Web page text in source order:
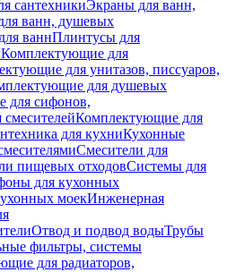
сантехникиЭкраны для ванн,
ванн, душевых
ваннПлинтусы для
Комплектующие для
для унитазов, писсуаров,
для душевых
для сифонов,
Комплектующие для
для кухниКухонные
Смесители для
пищевых отходовСистемы для
для кухонных
моекИнженерная
Отвод и подвод водыТрубы
фильтры, системы
для радиаторов,